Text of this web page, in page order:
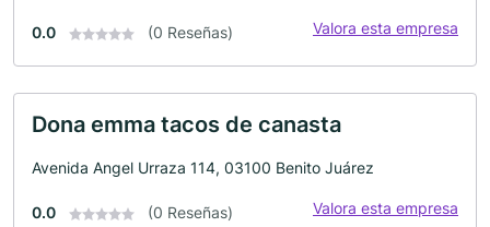
0.0 (0 Reseñas) Valora esta empresa
Dona emma tacos de canasta
Avenida Angel Urraza 114, 03100 Benito Juárez
0.0 (0 Reseñas) Valora esta empresa